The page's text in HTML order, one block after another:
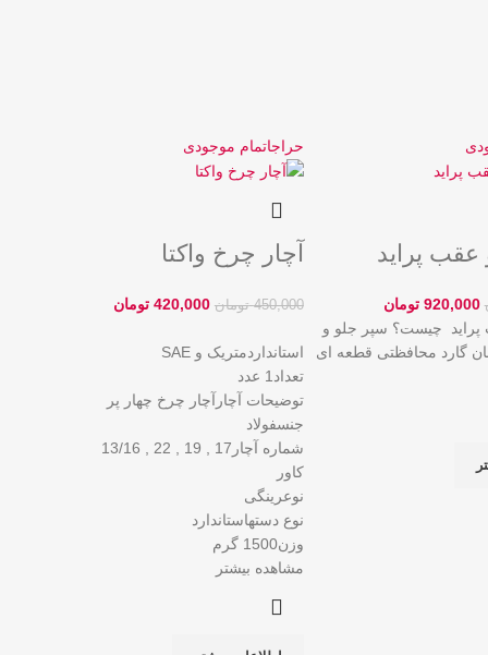
پراید
920,000 تومان
چیست؟ سپر جلو و
گارد محافظتی قطعه ای
حراجاتمام موجودی
آچار چرخ واکتا
450,000 تومان 420,000 تومان
استانداردمتریک و SAE
تعداد1 عدد
توضیحات آچارآچار چرخ چهار پر
جنسفولاد
شماره آچار17 , 19 , 22 , 13/16
کاور
نوعرینگی
نوع دستهاستاندارد
وزن1500 گرم
مشاهده بیشتر